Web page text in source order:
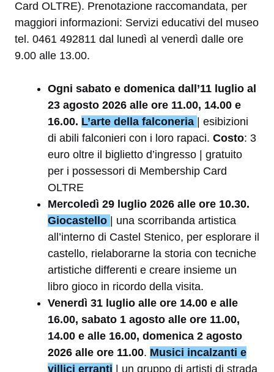
Card OLTRE). Prenotazione raccomandata, per
maggiori informazioni: Servizi educativi del museo
tel. 0461 492811 dal lunedì al venerdì dalle ore
9.00 alle 13.00.
Ogni sabato e domenica dall’11 luglio al
23 agosto 2026 alle ore 11.00, 14.00 e
16.00. L’arte della falconeria
| esibizioni
di abili falconieri con i loro rapaci. Costo: 3
euro oltre il biglietto d’ingresso | gratuito
per i possessori di Membership Card
OLTRE
Mercoledì 29 luglio 2026 alle ore 10.30.
Giocastello
| una scorribanda artistica
all’interno di Castel Stenico, per esplorare il
castello, rielaborarne la storia con tecniche
artistiche differenti e creare insieme un
libro gioco in ricordo della visita.
Venerdì 31 luglio alle ore 14.00 e alle
16.00, sabato 1 agosto alle ore 11.00,
14.00 e alle 16.00, domenica 2 agosto
2026 alle ore 11.00. Musici incalzanti e
villici erranti | un gruppo di artisti di strada